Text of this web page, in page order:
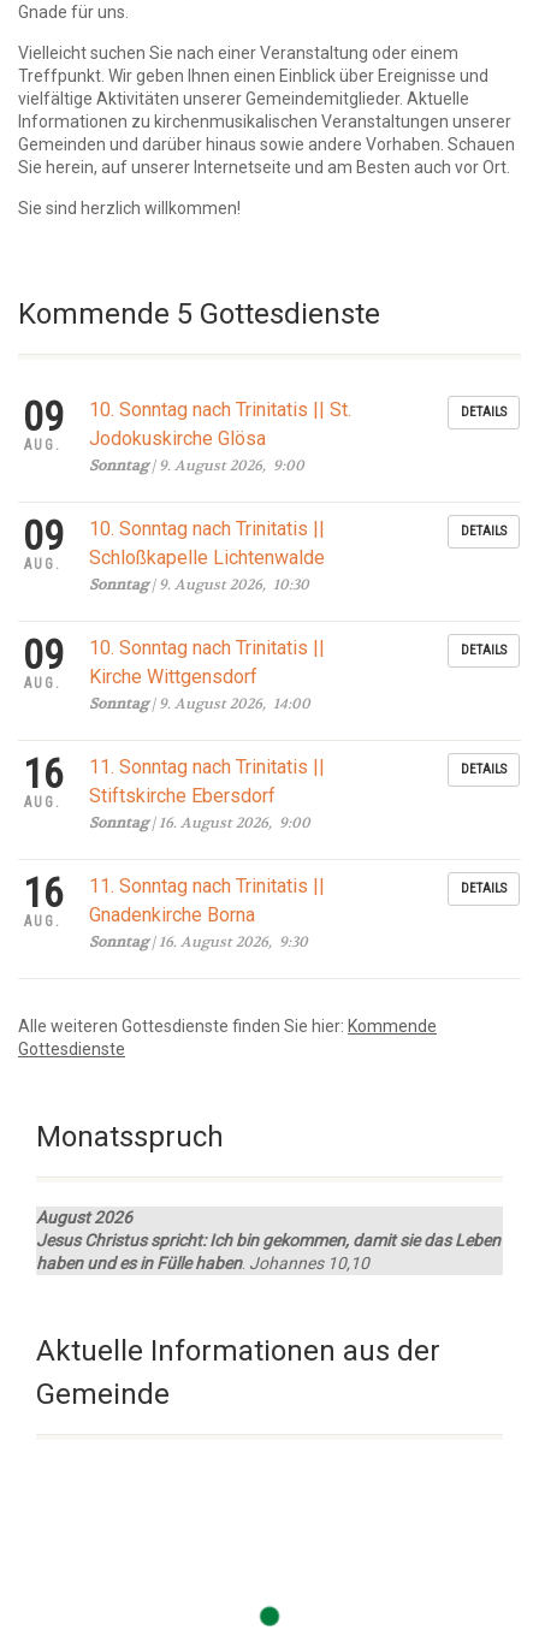
Gnade für uns.
Vielleicht suchen Sie nach einer Veranstaltung oder einem
Treffpunkt. Wir geben Ihnen einen Einblick über Ereignisse und
vielfältige Aktivitäten unserer Gemeindemitglieder. Aktuelle
Informationen zu kirchenmusikalischen Veranstaltungen unserer
Gemeinden und darüber hinaus sowie andere Vorhaben. Schauen
Sie herein, auf unserer Internetseite und am Besten auch vor Ort.
Sie sind herzlich willkommen!
Kommende 5 Gottesdienste
09
AUG.
10. Sonntag nach Trinitatis || St.
Jodokuskirche Glösa
Sonntag| 9. August 2026, 9:00
DETAILS
09
AUG.
10. Sonntag nach Trinitatis ||
Schloßkapelle Lichtenwalde
Sonntag| 9. August 2026, 10:30
DETAILS
09
AUG.
10. Sonntag nach Trinitatis ||
Kirche Wittgensdorf
Sonntag| 9. August 2026, 14:00
DETAILS
16
AUG.
11. Sonntag nach Trinitatis ||
Stiftskirche Ebersdorf
Sonntag| 16. August 2026, 9:00
DETAILS
16
AUG.
11. Sonntag nach Trinitatis ||
Gnadenkirche Borna
Sonntag| 16. August 2026, 9:30
DETAILS
Alle weiteren Gottesdienste finden Sie hier: Kommende
Gottesdienste
Monatsspruch
August 2026
Jesus Christus spricht: Ich bin gekommen, damit sie das Leben
haben und es in Fülle haben. Johannes 10,10
Aktuelle Informationen aus der
Gemeinde